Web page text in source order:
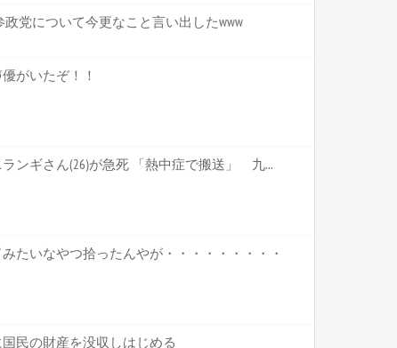
政党について今更なこと言い出したwww
がいたぞ！！
ランギさん(26)が急死 「熱中症で搬送」 九...
たいなやつ拾ったんやが・・・・・・・・・
民の財産を没収しはじめる